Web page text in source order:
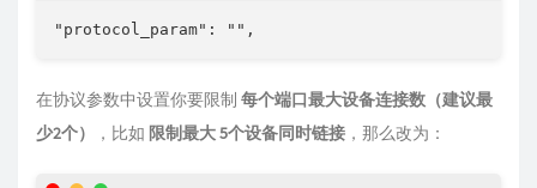
"protocol_param": "",
在协议参数中设置你要限制 每个端口最大设备连接数（建议最
少2个）
，比如 限制最大 5个设备同时链接 ，那么改为：